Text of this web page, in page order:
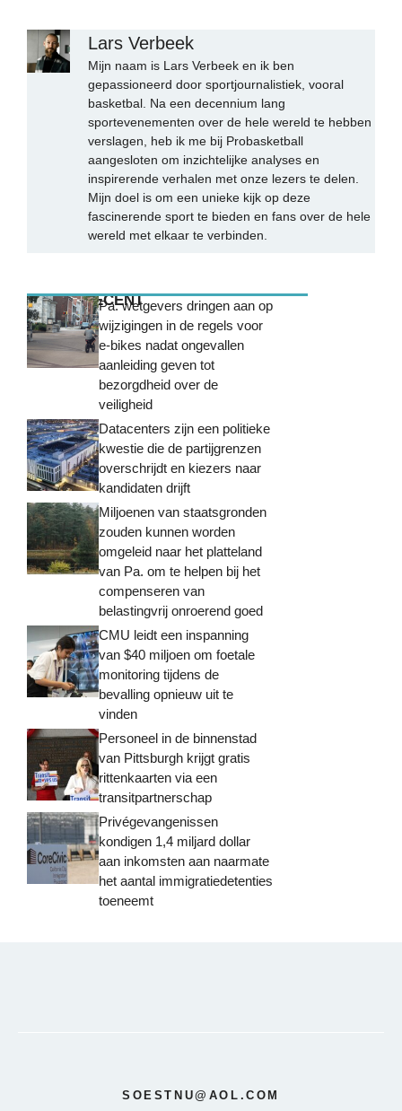
Lars Verbeek
Mijn naam is Lars Verbeek en ik ben
gepassioneerd door sportjournalistiek, vooral
basketbal. Na een decennium lang
sportevenementen over de hele wereld te hebben
verslagen, heb ik me bij Probasketball
aangesloten om inzichtelijke analyses en
inspirerende verhalen met onze lezers te delen.
Mijn doel is om een unieke kijk op deze
fascinerende sport te bieden en fans over de hele
wereld met elkaar te verbinden.
MEEST RECENTPa. wetgevers dringen aan op
wijzigingen in de regels voor
e-bikes nadat ongevallen
aanleiding geven tot
bezorgdheid over de
veiligheid
Datacenters zijn een politieke
kwestie die de partijgrenzen
overschrijdt en kiezers naar
kandidaten drijft
Miljoenen van staatsgronden
zouden kunnen worden
omgeleid naar het platteland
van Pa. om te helpen bij het
compenseren van
belastingvrij onroerend goed
CMU leidt een inspanning
van $40 miljoen om foetale
monitoring tijdens de
bevalling opnieuw uit te
vinden
Personeel in de binnenstad
van Pittsburgh krijgt gratis
rittenkaarten via een
transitpartnerschap
Privégevangenissen
kondigen 1,4 miljard dollar
aan inkomsten aan naarmate
het aantal immigratiedetenties
toeneemt
SOESTNU@AOL.COM